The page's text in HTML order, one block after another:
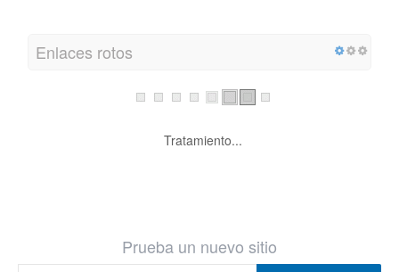
Enlaces rotos
Tratamiento...
Prueba un nuevo sitio